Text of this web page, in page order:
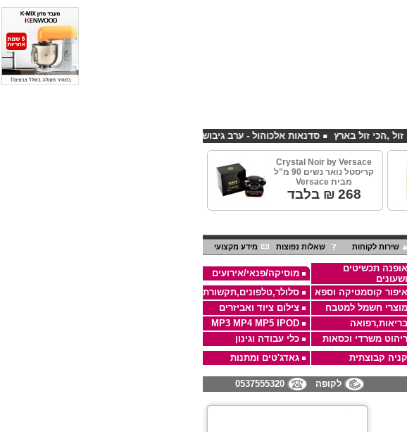
סדנאות אלכוהול - ערב גיבוש לחברות זול בארץ
Crystal Noir by Versace
קריסטל נואר נשים 90 מ"ל
מבית Versace
268 ₪ בלבד
שירות לקוחות שאלות נפוצות מידע מקצועי
אופנה תכשיטים
ושעונים
מוסיקה/פנאי/אירועים
איפור קוסמטיקה וספא
סלולר,טלפונים,תקשורת
מוצרי חשמל למטבח
צילום ציוד ואביזרים
בריאות,רפואה
MP3 MP4 MP5 IPOD
ריהוט משרדי וכסאות
כלי עבודה וגינון
קניה קבוצתית גאדג'טים ומתנות
לקופה 0537555320